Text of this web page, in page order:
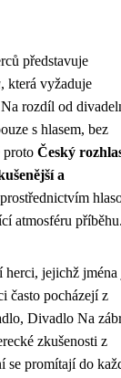
představuje
, která vyžaduje
rozdíl od
s hlasem, bez
proto Český
a
atmosféru
herci, jejichž jména
často pocházejí z
Divadlo Na
zkušenosti z
se promítají do